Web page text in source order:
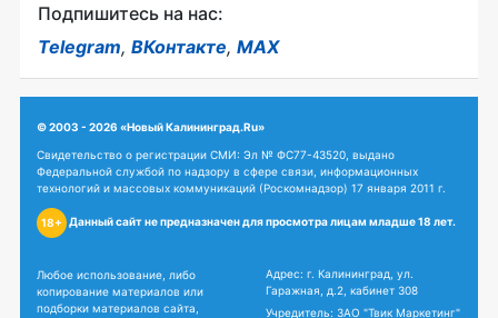
Подпишитесь на нас:
Telegram, ВКонтакте, MAX
© 2003 - 2026 «Новый Калининград.Ru»
Свидетельство о регистрации СМИ: Эл № ФС77-43520, выдано
Федеральной службой по надзору в сфере связи, информационных
технологий и массовых коммуникаций (Роскомнадзор) 17 января 2011 г.
18+ Данный сайт не предназначен для просмотра лицам младше 18 лет.
Любое использование, либо
копирование материалов или
подборки материалов сайта,
Адрес: г. Калининград, ул.
Гаражная, д.2, кабинет 308
Учредитель: ЗАО "Твик Маркетинг"